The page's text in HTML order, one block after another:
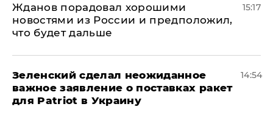
Жданов порадовал хорошими
новостями из России и предположил,
что будет дальше
15:17
Зеленский сделал неожиданное
важное заявление о поставках ракет
для Patriot в Украину
14:54